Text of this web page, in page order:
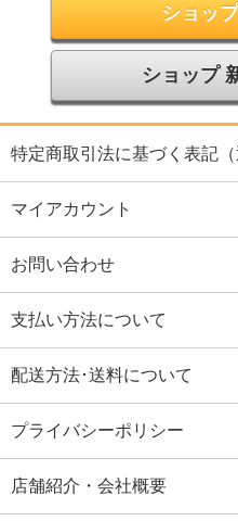
ショッ
ショップ
特定商取引法に基づく表記（
マイアカウント
お問い合わせ
支払い方法について
配送方法･送料について
プライバシーポリシー
店舗紹介・会社概要